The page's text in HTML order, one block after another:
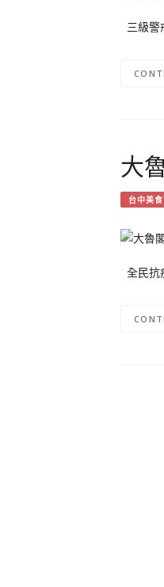
三級警
大
台中美
全民抗